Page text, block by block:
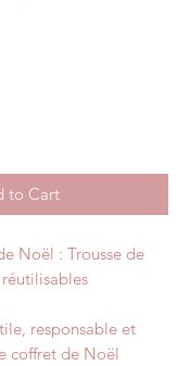
to Cart
Noël : Trousse de
responsable et
coffret de Noël